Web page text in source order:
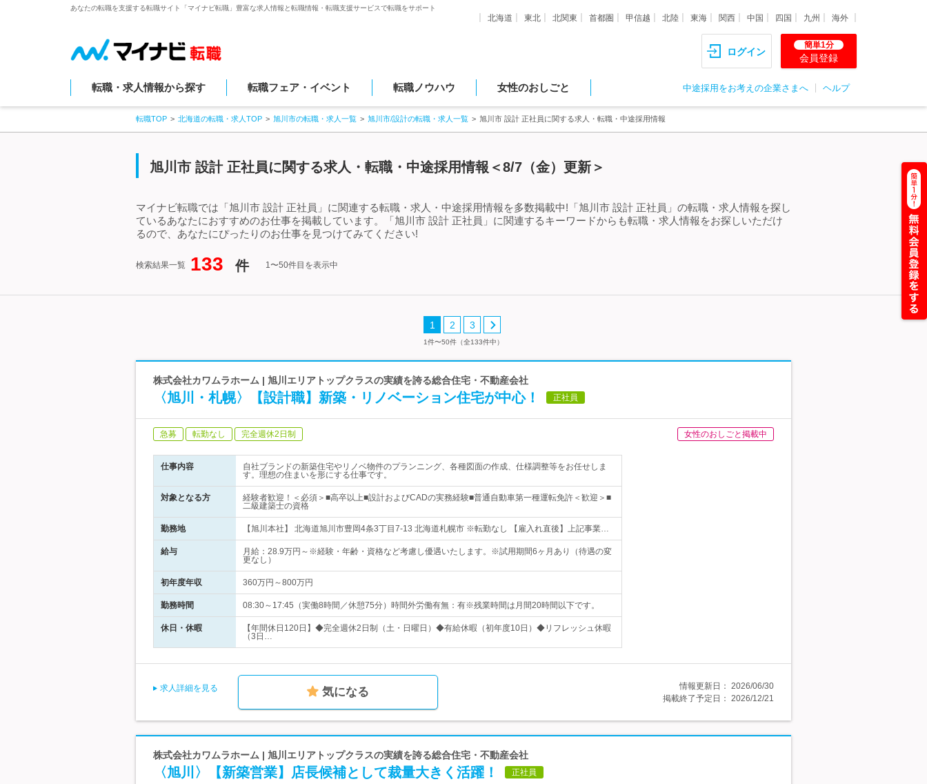
あなたの転職を支援する転職サイト「マイナビ転職」豊富な求人情報と転職情報・転職支援サービスで転職をサポート
北海道 東北 北関東 首都圏 甲信越 北陸 東海 関西 中国 四国 九州 海外
ログイン
簡単1分
会員登録
転職・求人情報から探す 転職フェア・イベント 転職ノウハウ 女性のおしごと 中途採用をお考えの企業さまへ ヘルプ
転職TOP 北海道の転職・求人TOP 旭川市の転職・求人一覧 旭川市/設計の転職・求人一覧 旭川市 設計 正社員に関する求人・転職・中途採用情報
旭川市 設計 正社員に関する求人・転職・中途採用情報＜8/7（金）更新＞
マイナビ転職では「旭川市 設計 正社員」に関連する転職・求人・中途採用情報を多数掲載中!「旭川市 設計 正社員」の転職・求人情報を探し
ているあなたにおすすめのお仕事を掲載しています。「旭川市 設計 正社員」に関連するキーワードからも転職・求人情報をお探しいただけ
るので、あなたにぴったりのお仕事を見つけてみてください!
検索結果一覧 133 件 1〜50件目を表示中
1 2 3
1件〜50件（全133件中）
株式会社カワムラホーム | 旭川エリアトップクラスの実績を誇る総合住宅・不動産会社
〈旭川・札幌〉【設計職】新築・リノベーション住宅が中心！ 正社員
急募 転勤なし 完全週休2日制 女性のおしごと掲載中
仕事内容
自社ブランドの新築住宅やリノベ物件のプランニング、各種図面の作成、仕様調整等をお任せしま
す。理想の住まいを形にする仕事です。
対象となる方
経験者歓迎！＜必須＞■高卒以上■設計およびCADの実務経験■普通自動車第一種運転免許＜歓迎＞■
二級建築士の資格
勤務地 【旭川本社】 北海道旭川市豊岡4条3丁目7-13 北海道札幌市 ※転勤なし 【雇入れ直後】上記事業…
給与
月給：28.9万円～※経験・年齢・資格など考慮し優遇いたします。※試用期間6ヶ月あり（待遇の変
更なし）
初年度年収 360万円～800万円
勤務時間 08:30～17:45（実働8時間／休憩75分）時間外労働有無：有※残業時間は月間20時間以下です。
休日・休暇
【年間休日120日】◆完全週休2日制（土・日曜日）◆有給休暇（初年度10日）◆リフレッシュ休暇
（3日…
求人詳細を見る 気になる 情報更新日： 2026/06/30
掲載終了予定日： 2026/12/21
株式会社カワムラホーム | 旭川エリアトップクラスの実績を誇る総合住宅・不動産会社
〈旭川〉【新築営業】店長候補として裁量大きく活躍！ 正社員